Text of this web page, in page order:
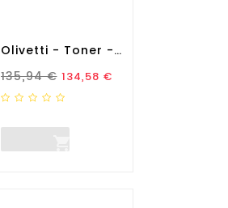
Olivetti - Toner - Giallo -...
Prezzo Standard
135,94 € Prezzo
134,58 €